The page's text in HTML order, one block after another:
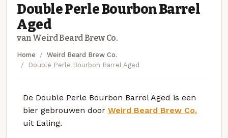
Double Perle Bourbon Barrel
Aged
van Weird Beard Brew Co.
Home
Weird Beard Brew Co.
Double Perle Bourbon Barrel Aged
De Double Perle Bourbon Barrel Aged is een
bier gebrouwen door Weird Beard Brew Co.
uit Ealing.